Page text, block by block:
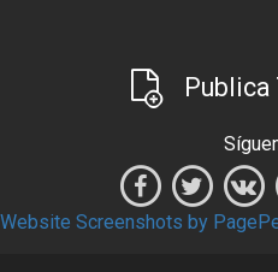
Publica
Website Screenshots by